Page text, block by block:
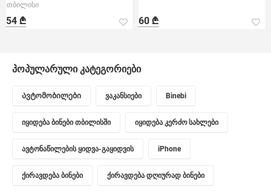
თბილისი
54 ₾ 60 ₾
პოპულარული კატეგორიები
Ავტომობილები ვაკანსიები Binebi
იყიდება ბინები თბილისში იყიდება კერძო სახლები
ავტონაწილების ყიდვა-გაყიდვის iPhone
ქირავდება ბინები ქირავდება დღიურად ბინები